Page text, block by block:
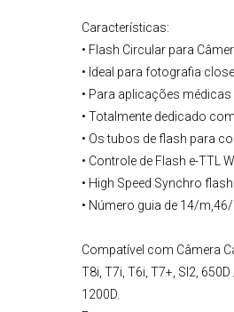
Características:
• Flash Circular para
• Ideal para fotografia
• Para aplicações
• Totalmente dedicado
• Os tubos de flash para
• Controle de Flash e-TTL
• High Speed Synchro flash
• Número guia de 14/
Compatível com Câmera
T8i, T7i, T6i, T7+, Sl2,
1200D.